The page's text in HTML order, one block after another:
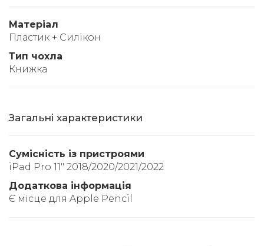
Матеріал
Пластик + Силікон
Тип чохла
Книжка
Загальні характеристики
Сумісність із пристроями
iPad Pro 11" 2018/2020/2021/2022
Додаткова інформація
Є місце для Apple Pencil